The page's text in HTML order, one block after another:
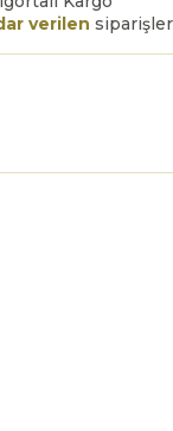
verilen